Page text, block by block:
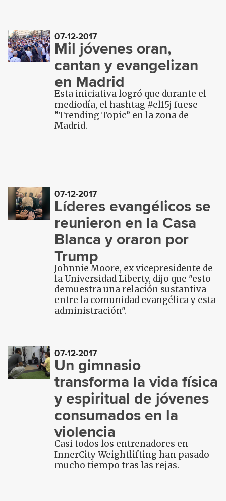
07-12-2017
Mil jóvenes oran,
cantan y evangelizan
en Madrid
Esta iniciativa logró que durante el
mediodía, el hashtag #el15j fuese
“Trending Topic” en la zona de
Madrid.
07-12-2017
Líderes evangélicos se
reunieron en la Casa
Blanca y oraron por
Trump
Johnnie Moore, ex vicepresidente de
la Universidad Liberty, dijo que "esto
demuestra una relación sustantiva
entre la comunidad evangélica y esta
administración".
07-12-2017
Un gimnasio
transforma la vida física
y espiritual de jóvenes
consumados en la
violencia
Casi todos los entrenadores en
InnerCity Weightlifting han pasado
mucho tiempo tras las rejas.